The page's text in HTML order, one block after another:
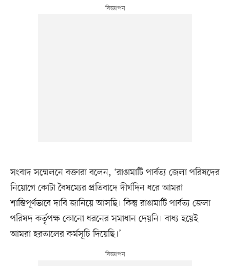
সংবাদ সম্মেলনে বক্তারা বলেন, ‘রাঙামাটি পার্বত্য জেলা পরিষদের
নিয়োগে কোটা বৈষম্যের প্রতিবাদে দীর্ঘদিন ধরে আমরা
শান্তিপূর্ণভাবে দাবি জানিয়ে আসছি। কিন্তু রাঙামাটি পার্বত্য জেলা
পরিষদ কর্তৃপক্ষ কোনো ধরনের সমাধান দেয়নি। বাধ্য হয়েই
আমরা হরতালের কর্মসূচি দিয়েছি।’